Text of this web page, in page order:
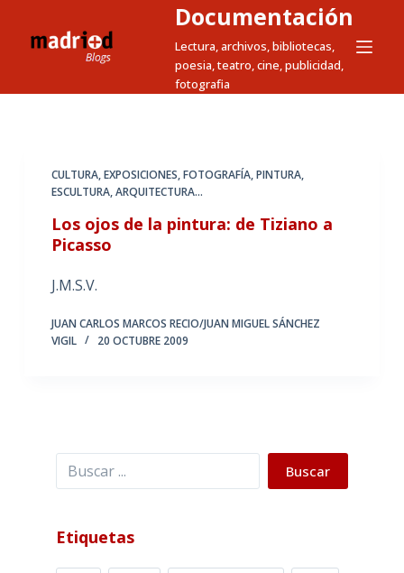
t
Documentación
Lectura, archivos, bibliotecas,
poesia, teatro, cine, publicidad,
fotografia
CULTURA,EXPOSICIONES,FOTOGRAFÍA,PINTURA,
ESCULTURA, ARQUITECTURA...
Los ojos de la pintura: de Tiziano a
Picasso
J.M.S.V.
JUAN CARLOS MARCOS RECIO/JUAN MIGUEL SÁNCHEZ
VIGIL
20 OCTUBRE 2009
Buscar Buscar
Etiquetas